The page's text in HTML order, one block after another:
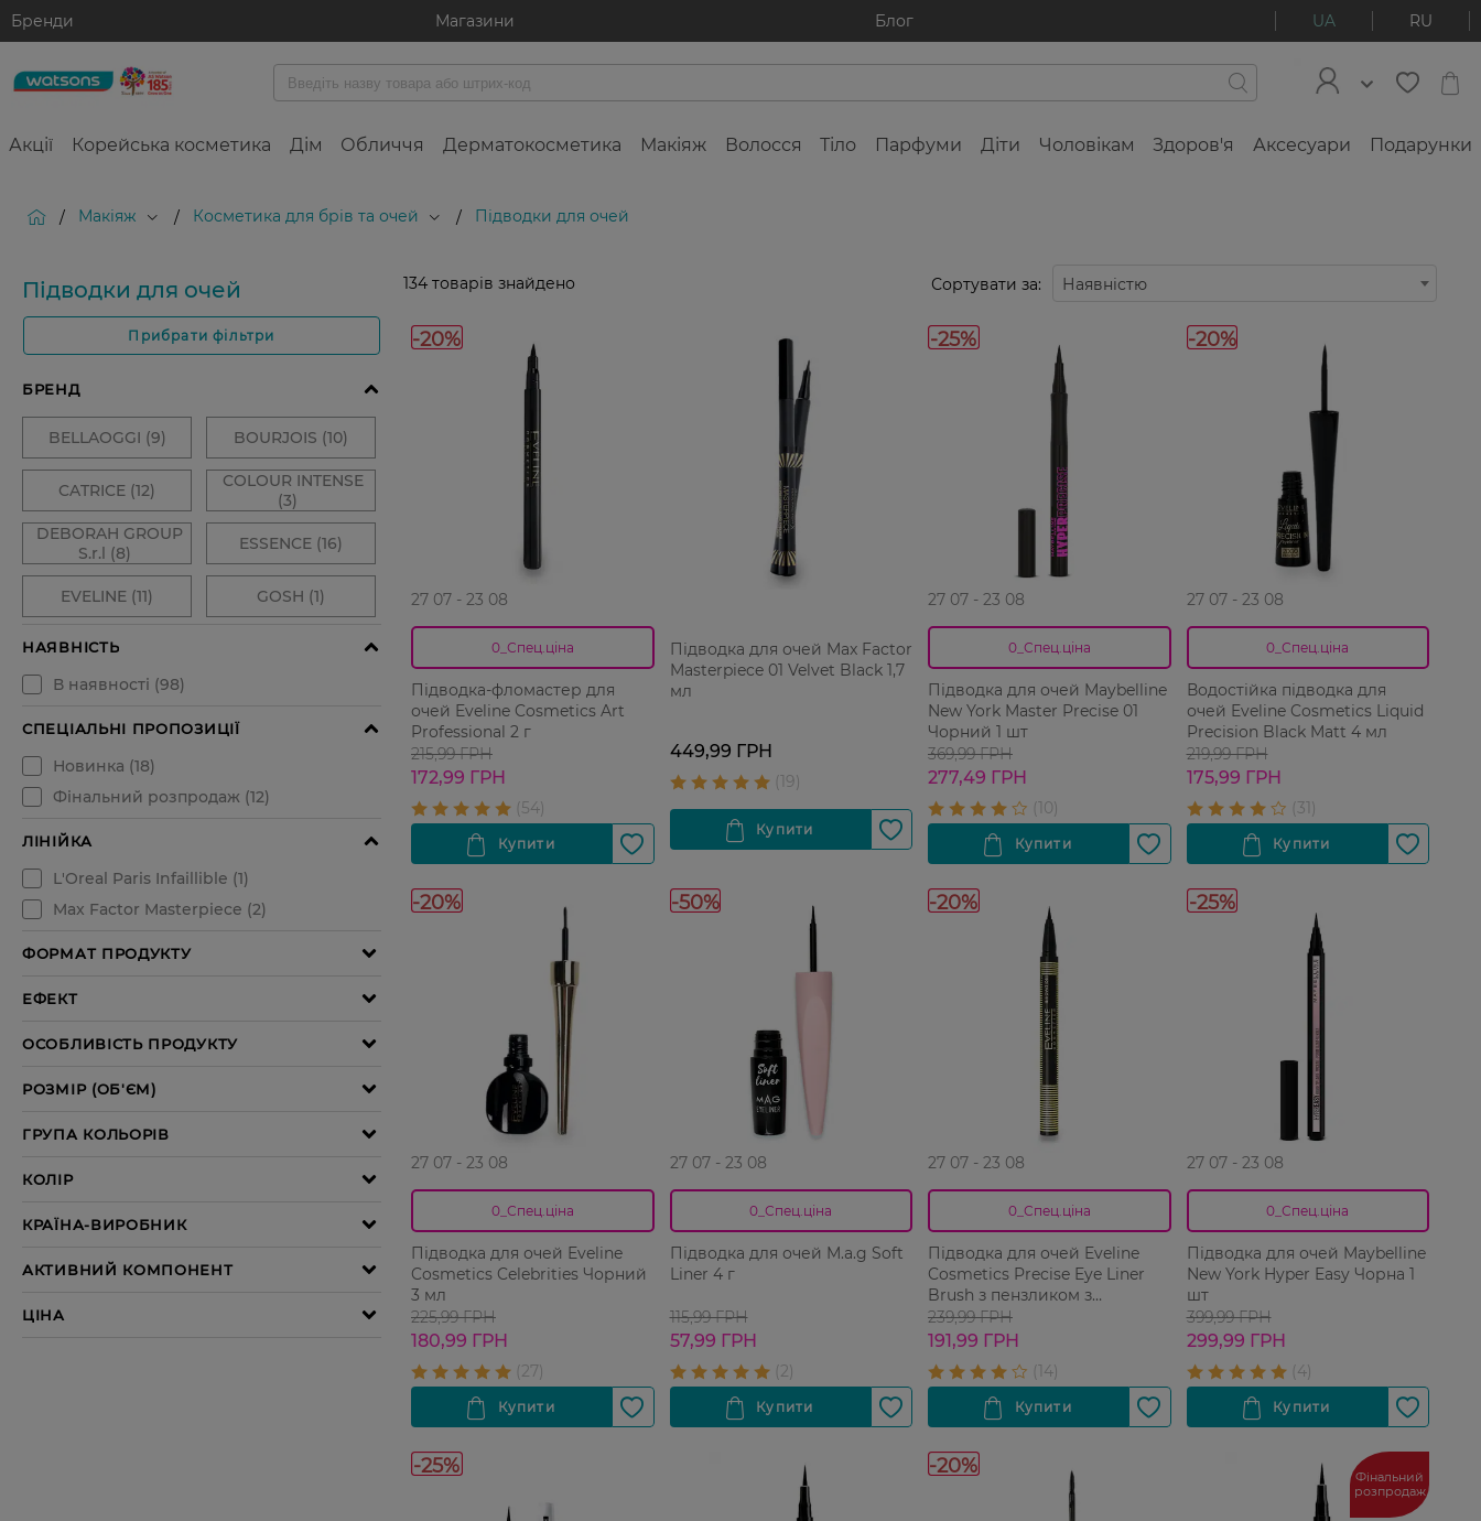
Бренди Магазини Блог UA RU
Акції Корейська косметика Дім Обличчя Дерматокосметика Макіяж Волосся Тіло Парфуми Діти Чоловікам Здоров'я Аксесуари Подарунки
/ Макіяж / Косметика для брів та очей / Підводки для очей
Підводки для очей
Прибрати фільтри
134 товарів знайдено Сортувати за: Наявністю
-20%
27 07 - 23 08
0_Спец.ціна
Підводка-фломастер для
очей Eveline Cosmetics Art
Professional 2 г
215,99 ГРН
172,99 ГРН
Підводка для очей Max Factor
Masterpiece 01 Velvet Black 1,7
мл
449,99 ГРН
-25%
27 07 - 23 08
0_Спец.ціна
Підводка для очей Maybelline
New York Master Precise 01
Чорний 1 шт
369,99 ГРН
277,49 ГРН
-20%
27 07 - 23 08
0_Спец.ціна
Водостійка підводка для
очей Eveline Cosmetics Liquid
Precision Black Matt 4 мл
219,99 ГРН
175,99 ГРН
-20%
27 07 - 23 08
0_Спец.ціна
Підводка для очей Eveline
Cosmetics Celebrities Чорний
3 мл
225,99 ГРН
180,99 ГРН
-50%
27 07 - 23 08
0_Спец.ціна
Підводка для очей M.a.g Soft
Liner 4 г
115,99 ГРН
57,99 ГРН
-20%
27 07 - 23 08
0_Спец.ціна
Підводка для очей Eveline
Cosmetics Precise Eye Liner
Brush з пензликом з
натурального ворсу 4 мл
239,99 ГРН
191,99 ГРН
-25%
27 07 - 23 08
0_Спец.ціна
Підводка для очей Maybelline
New York Hyper Easy Чорна 1
шт
399,99 ГРН
299,99 ГРН
-25% -20%
Фінальний
розпродаж